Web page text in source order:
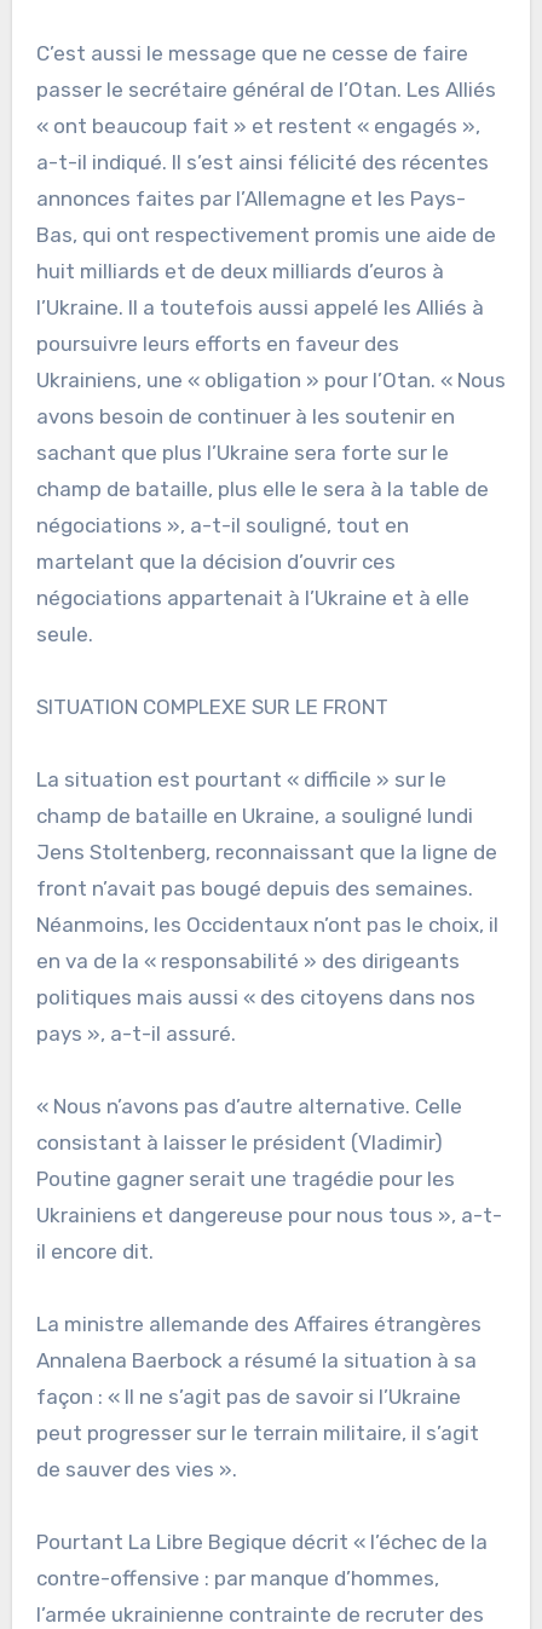
C’est aussi le message que ne cesse de faire
passer le secrétaire général de l’Otan. Les Alliés
« ont beaucoup fait » et restent « engagés »,
a-t-il indiqué. Il s’est ainsi félicité des récentes
annonces faites par l’Allemagne et les Pays-
Bas, qui ont respectivement promis une aide de
huit milliards et de deux milliards d’euros à
l’Ukraine. Il a toutefois aussi appelé les Alliés à
poursuivre leurs efforts en faveur des
Ukrainiens, une « obligation » pour l’Otan. « Nous
avons besoin de continuer à les soutenir en
sachant que plus l’Ukraine sera forte sur le
champ de bataille, plus elle le sera à la table de
négociations », a-t-il souligné, tout en
martelant que la décision d’ouvrir ces
négociations appartenait à l’Ukraine et à elle
seule.
SITUATION COMPLEXE SUR LE FRONT
La situation est pourtant « difficile » sur le
champ de bataille en Ukraine, a souligné lundi
Jens Stoltenberg, reconnaissant que la ligne de
front n’avait pas bougé depuis des semaines.
Néanmoins, les Occidentaux n’ont pas le choix, il
en va de la « responsabilité » des dirigeants
politiques mais aussi « des citoyens dans nos
pays », a-t-il assuré.
« Nous n’avons pas d’autre alternative. Celle
consistant à laisser le président (Vladimir)
Poutine gagner serait une tragédie pour les
Ukrainiens et dangereuse pour nous tous », a-t-
il encore dit.
La ministre allemande des Affaires étrangères
Annalena Baerbock a résumé la situation à sa
façon : « Il ne s’agit pas de savoir si l’Ukraine
peut progresser sur le terrain militaire, il s’agit
de sauver des vies ».
Pourtant La Libre Begique décrit « l’échec de la
contre-offensive : par manque d’hommes,
l’armée ukrainienne contrainte de recruter des